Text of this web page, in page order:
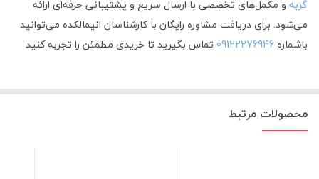
گربه و مکمل‌های تخصصی با ارسال سریع و پشتیبانی حرفه‌ای ارائه
می‌شود. برای دریافت مشاوره رایگان با کارشناسان انیمالکده می‌توانید
باشماره09122276946 تماس بگیرید تا خریدی مطمئن را تجربه کنید
محصولات مرتبط